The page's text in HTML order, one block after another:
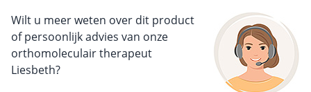
Wilt u meer weten over dit product
of persoonlijk advies van onze
orthomoleculair therapeut
Liesbeth?